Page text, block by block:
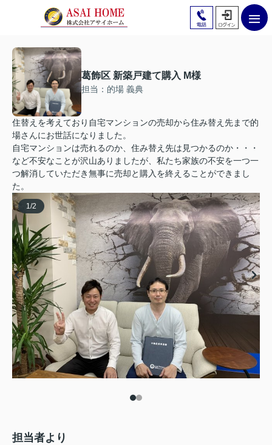
葛飾区 新築戸建て購入 M様
担当：的場 義典
住替えを考えており自宅マンションの売却から住み替え先まで的
場さんにお世話になりました。
自宅マンションは売れるのか、住み替え先は見つかるのか・・・
など不安なことが沢山ありましたが、私たち家族の不安を一つ一
つ解消していただき無事に売却と購入を終えることができまし
た。
1/2
担当者より